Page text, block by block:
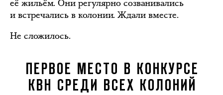
её жильём. Они регулярно созванивались
и встречались в колонии. Ждали вместе.
Не сложилось.
ПЕРВОЕ МЕСТО В КОНКУРСЕ
КВН СРЕДИ ВСЕХ КОЛОНИЙ